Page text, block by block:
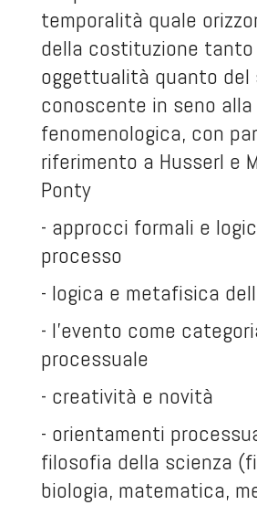
temporalità quale
della costituzione tanto
oggettualità quanto del
conoscente in seno
fenomenologica, con
riferimento a Husserl e
Ponty
- approcci formali e
processo
- logica e metafisica
- l’evento come
processuale
- creatività e novità
- orientamenti
filosofia della scienza
biologia, matematica,